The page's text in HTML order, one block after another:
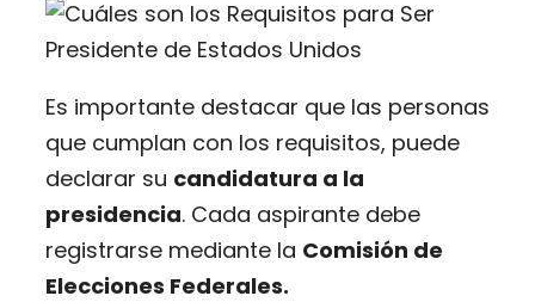
Es importante destacar que las personas
que cumplan con los requisitos, puede
declarar su candidatura a la
presidencia. Cada aspirante debe
registrarse mediante la Comisión de
Elecciones Federales.